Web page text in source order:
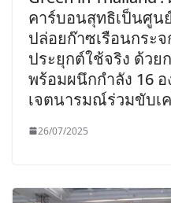
คาร์บอนสุทธิเป็นศูน
ปล่อยก๊าซเรือนกระ
ประยุกต์ใช้จริง ด้วยก
พร้อมผนึกกำลัง 16
เจตนารมณ์ร่วมขับเ
26/07/2025